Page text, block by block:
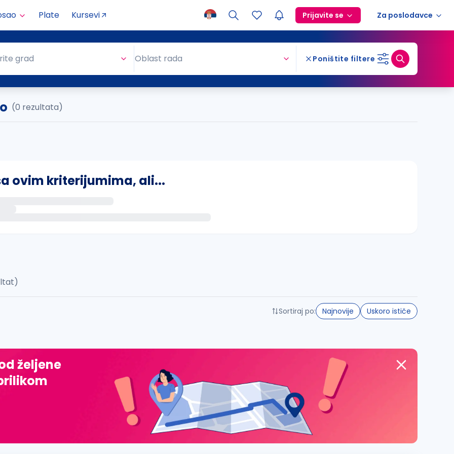
Plate Kursevi Prijavite se Za poslodavce
grad Oblast rada Poništite filtere
(0 rezultata)
ovim kriterijumima, ali...
đ, ž, dž)
Sortiraj po: Najnovije Uskoro ističe
željene